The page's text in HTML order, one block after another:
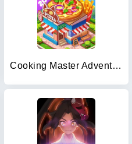
Cooking Master Adventure Games